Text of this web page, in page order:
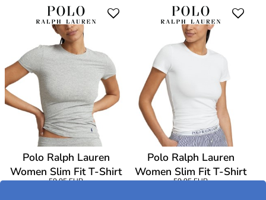
Polo Ralph Lauren
Women Slim Fit T-Shirt
59,95 EUR
Polo Ralph Lauren
Women Slim Fit T-Shirt
59,95 EUR